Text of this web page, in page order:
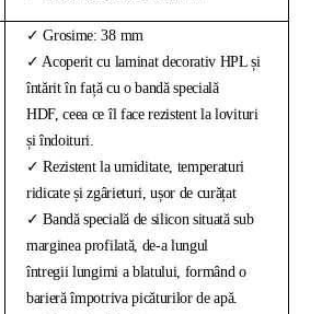
✓ Grosime: 38 mm
✓ Acoperit cu laminat decorativ HPL și
întărit în față cu o bandă specială
HDF, ceea ce îl face rezistent la lovituri
și îndoituri.
✓ Rezistent la umiditate, temperaturi
ridicate și zgârieturi, ușor de curățat
✓ Bandă specială de silicon situată sub
marginea profilată, de-a lungul
întregii lungimi a blatului, formând o
barieră împotriva picăturilor de apă.